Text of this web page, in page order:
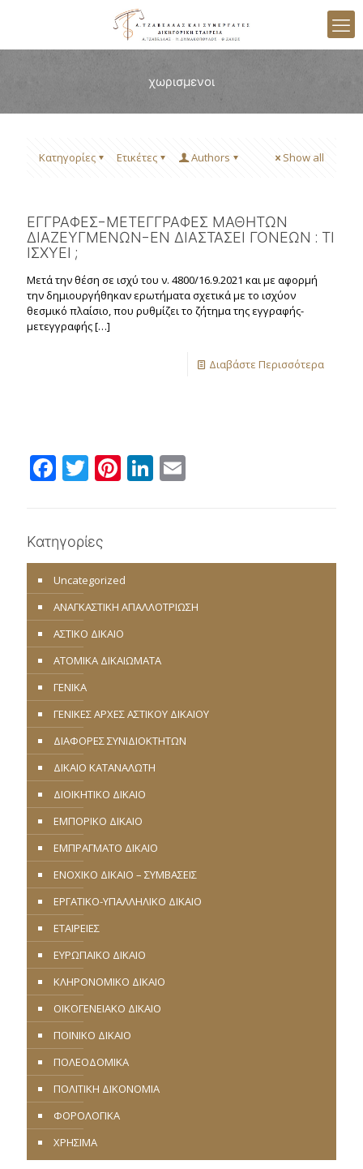
χωρισμενοι
Κατηγορίες Ετικέτες Authors Show all
ΕΓΓΡΑΦΕΣ-ΜΕΤΕΓΓΡΑΦΕΣ ΜΑΘΗΤΩΝ
ΔΙΑΖΕΥΓΜΕΝΩΝ-ΕΝ ΔΙΑΣΤΑΣΕΙ ΓΟΝΕΩΝ : ΤΙ
ΙΣΧΥΕΙ ;
Μετά την θέση σε ισχύ του ν. 4800/16.9.2021 και με αφορμή
την δημιουργήθηκαν ερωτήματα σχετικά με το ισχύον
θεσμικό πλαίσιο, που ρυθμίζει το ζήτημα της εγγραφής-
μετεγγραφής[…]
Διαβάστε Περισσότερα
Facebook
Twitter
Pinterest
LinkedIn
Κατηγορίες
Uncategorized
ΑΝΑΓΚΑΣΤΙΚΗ ΑΠΑΛΛΟΤΡΙΩΣΗ
ΑΣΤΙΚΟ ΔΙΚΑΙΟ
ΑΤΟΜΙΚΑ ΔΙΚΑΙΩΜΑΤΑ
ΓΕΝΙΚΑ
ΓΕΝΙΚΕΣ ΑΡΧΕΣ ΑΣΤΙΚΟΥ ΔΙΚΑΙΟΥ
ΔΙΑΦΟΡΕΣ ΣΥΝΙΔΙΟΚΤΗΤΩΝ
ΔΙΚΑΙΟ ΚΑΤΑΝΑΛΩΤΗ
ΔΙΟΙΚΗΤΙΚΟ ΔΙΚΑΙΟ
ΕΜΠΟΡΙΚΟ ΔΙΚΑΙΟ
ΕΜΠΡΑΓΜΑΤΟ ΔΙΚΑΙΟ
ΕΝΟΧΙΚΟ ΔΙΚΑΙΟ – ΣΥΜΒΑΣΕΙΣ
ΕΡΓΑΤΙΚΟ-ΥΠΑΛΛΗΛΙΚΟ ΔΙΚΑΙΟ
ΕΤΑΙΡΕΙΕΣ
ΕΥΡΩΠΑΪΚΟ ΔΙΚΑΙΟ
ΚΛΗΡΟΝΟΜΙΚΟ ΔΙΚΑΙΟ
ΟΙΚΟΓΕΝΕΙΑΚΟ ΔΙΚΑΙΟ
ΠΟΙΝΙΚΟ ΔΙΚΑΙΟ
ΠΟΛΕΟΔΟΜΙΚΑ
ΠΟΛΙΤΙΚΗ ΔΙΚΟΝΟΜΙΑ
ΦΟΡΟΛΟΓΙΚΑ
ΧΡΗΣΙΜΑ